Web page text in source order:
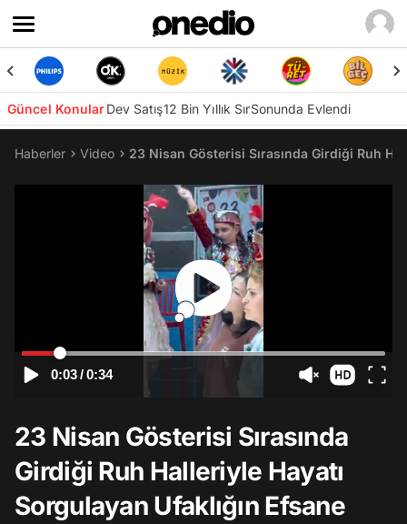
Güncel KonularDev Satış12 Bin Yıllık SırSonunda Evlendi
Haberler Video 23 Nisan Gösterisi Sırasında Girdiği Ruh
0:03/0:34
23 Nisan Gösterisi Sırasında
Girdiği Ruh Halleriyle Hayatı
Sorgulayan Ufaklığın Efsane